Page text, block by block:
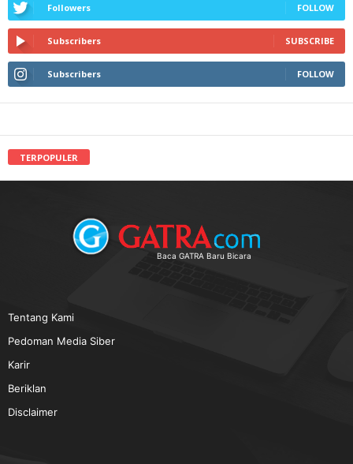
Followers FOLLOW
Subscribers SUBSCRIBE
Subscribers FOLLOW